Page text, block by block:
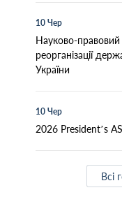
10 Чер
Науково-
реорганізації
України
10 Чер
2026 President’s
Всі